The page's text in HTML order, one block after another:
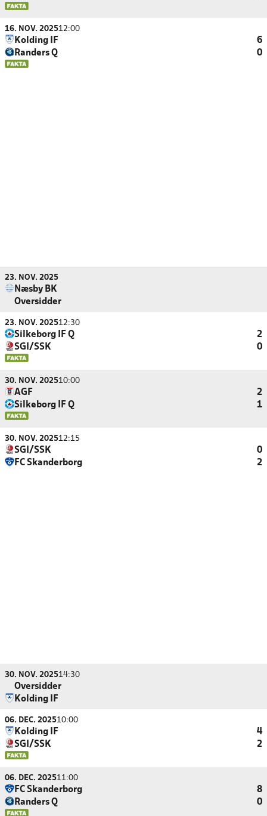
16. NOV. 202512:00
Kolding IF
6
Randers Q
0
23. NOV. 2025
Næsby BK
Oversidder
23. NOV. 202512:30
Silkeborg IF Q
2
SGI/SSK
0
30. NOV. 202510:00
AGF
2
Silkeborg IF Q
1
30. NOV. 202512:15
SGI/SSK
0
FC Skanderborg
2
30. NOV. 202514:30
Oversidder
Kolding IF
06. DEC. 202510:00
Kolding IF
4
SGI/SSK
2
06. DEC. 202511:00
FC Skanderborg
8
Randers Q
0